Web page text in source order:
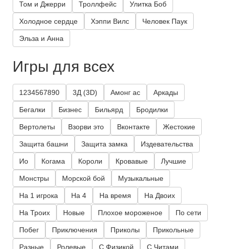
Том и Джерри Троллфейс Улитка Боб
Холодное сердце Хэппи Вилс Человек Паук
Эльза и Анна
Игры для всех
1234567890 3Д (3D) Амонг ас Аркады
Бегалки Бизнес Бильярд Бродилки
Вертолеты Взорви это Вконтакте Жестокие
Защита башни Защита замка Издевательства
Ио Когама Короли Кровавые Лучшие
Монстры Морской бой Музыкальные
На 1 игрока На 4 На время На Двоих
На Троих Новые Плохое мороженое По сети
Побег Приключения Приколы Прикольные
Разные Ролевые С Физикой С Читами